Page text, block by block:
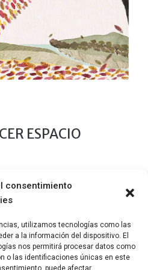
consentimiento
utilizamos tecnologías como las
a la información del dispositivo. El
nos permitirá procesar datos como
o las identificaciones únicas en este
puede afectar
ESPACIO
es acercarse al ocaso de un
a emerger. Un gran momento
para hacer espacio.